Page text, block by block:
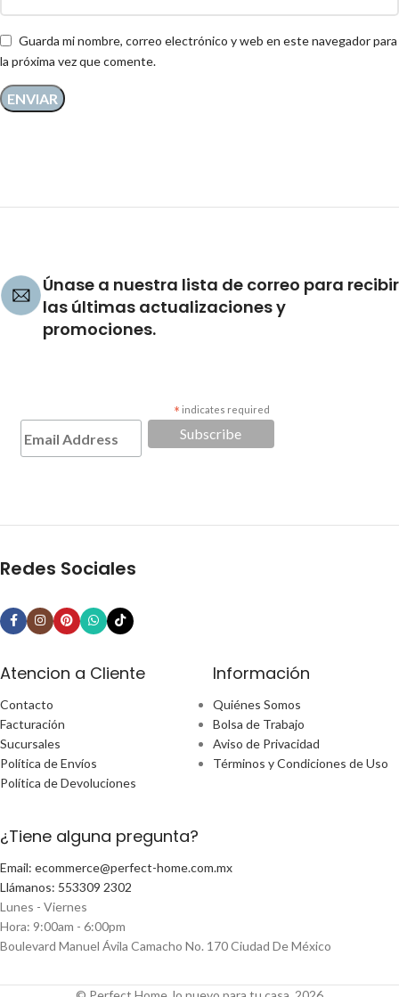
Guarda mi nombre, correo electrónico y web en este navegador para
la próxima vez que comente.
Únase a nuestra lista de correo para recibir
las últimas actualizaciones y
promociones.
* indicates required
Redes Sociales
Atencion a Cliente
Contacto
Facturación
Sucursales
Política de Envíos
Política de Devoluciones
Información
Quiénes Somos
Bolsa de Trabajo
Aviso de Privacidad
Términos y Condiciones de Uso
¿Tiene alguna pregunta?
Email: ecommerce@perfect-home.com.mx
Llámanos: 553309 2302
Lunes - Viernes
Hora: 9:00am - 6:00pm
Boulevard Manuel Ávila Camacho No. 170 Ciudad De México